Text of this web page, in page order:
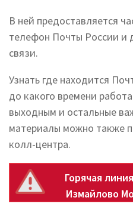
В ней предоставляется
телефон Почты России и
связи.
Узнать где находится
до какого времени
выходным и остальные
материалы можно также
колл-центра.
Горячая
Измайлово